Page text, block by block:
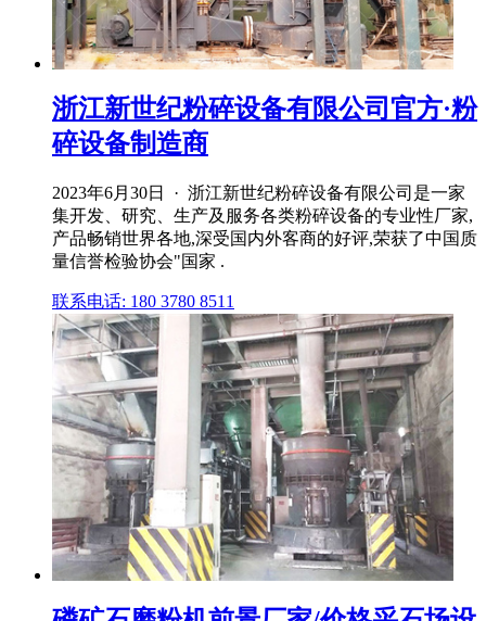
浙江新世纪粉碎设备有限公司官方·粉
碎设备制造商
2023年6月30日 · 浙江新世纪粉碎设备有限公司是一家
集开发、研究、生产及服务各类粉碎设备的专业性厂家,
产品畅销世界各地,深受国内外客商的好评,荣获了中国质
量信誉检验协会"国家 .
联系电话: 180 3780 8511